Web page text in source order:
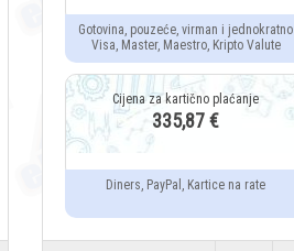
Gotovina, pouzeće, virman i jednokratno
Visa, Master, Maestro, Kripto Valute
335,87 €
Diners, PayPal, Kartice na rate